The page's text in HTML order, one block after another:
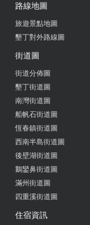
好玩 車況好 且
馬力 三種車款
道是怎麼達成的
擁有大馬力的
衛生 叫到組號
會幫一個一個
邊油門 好像不
丁看到這麼快
路線地圖
旅遊景點地圖
墾丁對外路線圖
街道圖
街道分佈圖
墾丁街道圖
南灣街道圖
船帆石街道圖
恆春鎮街道圖
西南半島街道圖
後壁湖街道圖
鵝鑾鼻街道圖
滿州街道圖
四重溪街道圖
住宿資訊